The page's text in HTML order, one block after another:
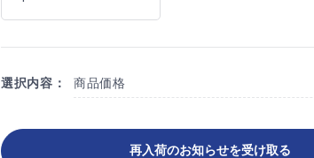
選択内容： 商品価格
再入荷のお知らせを受け取る